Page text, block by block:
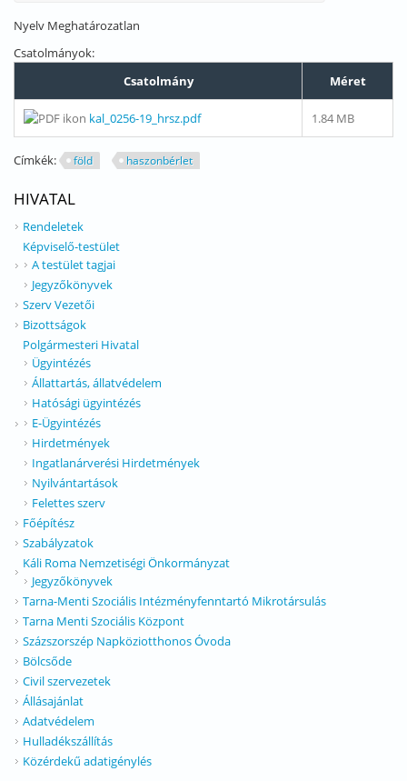
Nyelv Meghatározatlan
Csatolmányok:
Csatolmány
Méret
kal_0256-19_hrsz.pdf 1.84 MB
Címkék: föld haszonbérlet
HIVATAL
Rendeletek
Képviselő-testület
A testület tagjai
Jegyzőkönyvek
Szerv Vezetői
Bizottságok
Polgármesteri Hivatal
Ügyintézés
Állattartás, állatvédelem
Hatósági ügyintézés
E-Ügyintézés
Hirdetmények
Ingatlanárverési Hirdetmények
Nyilvántartások
Felettes szerv
Főépítész
Szabályzatok
Káli Roma Nemzetiségi Önkormányzat
Jegyzőkönyvek
Tarna-Menti Szociális Intézményfenntartó Mikrotársulás
Tarna Menti Szociális Központ
Százszorszép Napköziotthonos Óvoda
Bölcsőde
Civil szervezetek
Állásajánlat
Adatvédelem
Hulladékszállítás
Közérdekű adatigénylés